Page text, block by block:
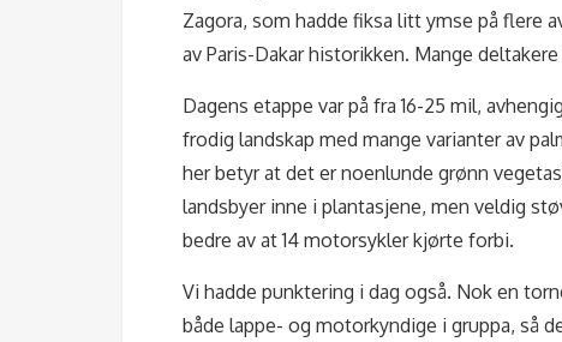
Zagora, som hadde fiksa litt ymse på flere
av Paris-Dakar historikken. Mange
Dagens etappe var på fra 16-25 mil,
frodig landskap med mange varianter av
her betyr at det er noenlunde grønn
landsbyer inne i plantasjene, men veldig
bedre av at 14 motorsykler kjørte forbi.
Vi hadde punktering i dag også. Nok en
både lappe- og motorkyndige i gruppa, så